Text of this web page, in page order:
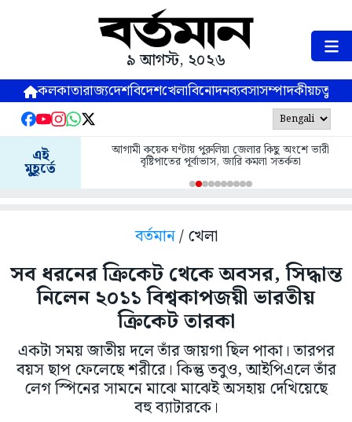
৯ আগস্ট, ২০২৬
কলকাতারাজ্যদেশবিদেশখেলাবিনোদনব্যবসাসম্পাদকীয়
এই
মুহূর্তে
আগামী কয়েক ঘণ্টায় পুরুলিয়া জেলার কিছু অংশে ভারী
বৃষ্টিপাতের পূর্বাভাস, জারি কমলা সতর্কতা
বর্তমান/ খেলা
সব ধরনের ক্রিকেট থেকে অবসর, সিদ্ধান্ত
নিলেন ২০১১ বিশ্বকাপজয়ী ভারতীয়
ক্রিকেট তারকা
একটা সময় জাতীয় দলে তাঁর জায়গা ছিল পাকা। তারপর
বয়স ছাপ ফেলেছে শরীরে। কিন্তু তবুও, আইপিএলে তাঁর
লেগ স্পিনের সামনে মাঝে মাঝেই অসহায় দেখিয়েছে
বহু ব্যাটারকে।